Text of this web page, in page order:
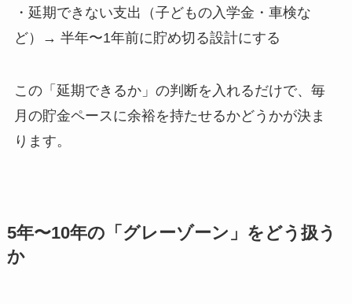
・延期できない支出（子どもの入学金・車検な
ど）→ 半年〜1年前に貯め切る設計にする
この「延期できるか」の判断を入れるだけで、毎
月の貯金ペースに余裕を持たせるかどうかが決ま
ります。
5年〜10年の「グレーゾーン」をどう扱う
か